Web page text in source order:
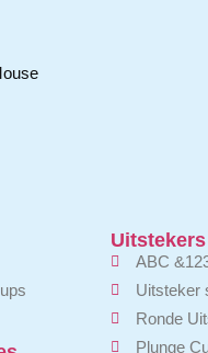
Uitstekers
ABC
Uitsteker
Ronde
Plunge